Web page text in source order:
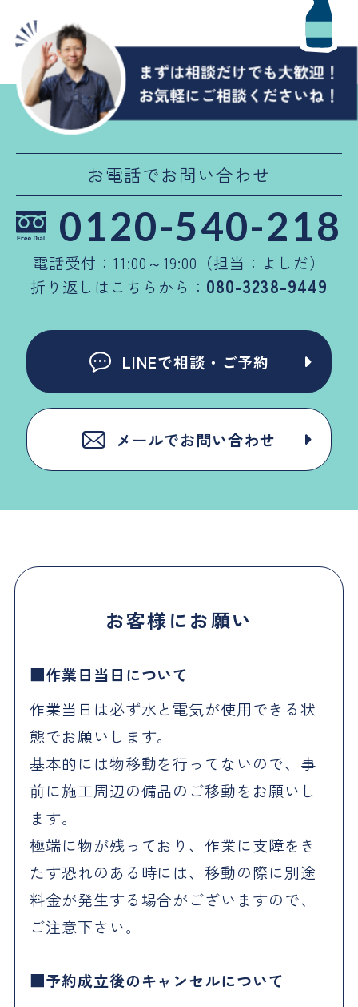
お電話でお問い合わせ
0120-540-218
電話受付：11:00～19:00（担当：よしだ）
折り返しはこちらから： 080-3238-9449
LINEで相談・ご予約
メールでお問い合わせ
お客様にお願い
作業日当日について
作業当日は必ず水と電気が使用できる状
態でお願いします。
基本的には物移動を行ってないので、事
前に施工周辺の備品のご移動をお願いし
ます。
極端に物が残っており、作業に支障をき
たす恐れのある時には、移動の際に別途
料金が発生する場合がございますので、
ご注意下さい。
予約成立後のキャンセルについて